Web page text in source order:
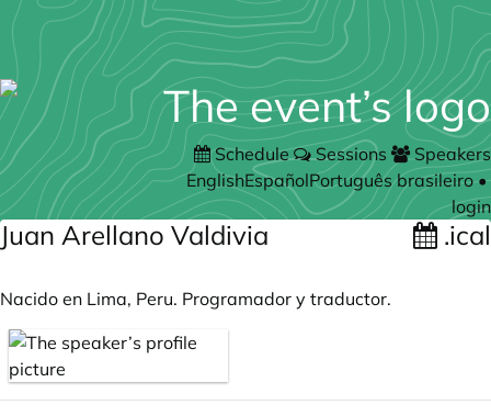
Schedule Sessions
Speakers
EnglishEspañolPortuguês brasileiro•
login
Juan Arellano Valdivia .ical
Nacido en Lima, Peru. Programador y traductor.